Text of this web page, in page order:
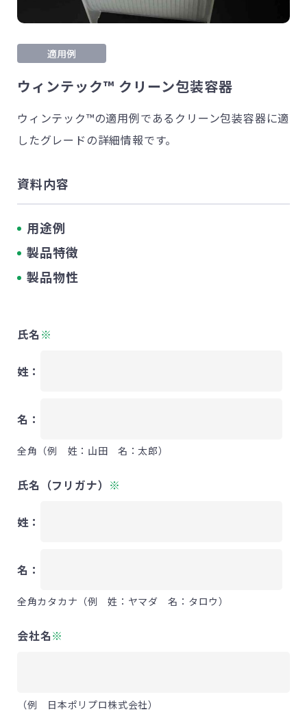
適用例
ウィンテック™ クリーン包装容器
ウィンテック™の適用例であるクリーン包装容器に適
したグレードの詳細情報です。
資料内容
用途例
製品特徴
製品物性
氏名 ※
姓：
名：
全角（例 姓：山田 名：太郎）
氏名（フリガナ） ※
姓：
名：
全角カタカナ（例 姓：ヤマダ 名：タロウ）
会社名※
（例 日本ポリプロ株式会社）